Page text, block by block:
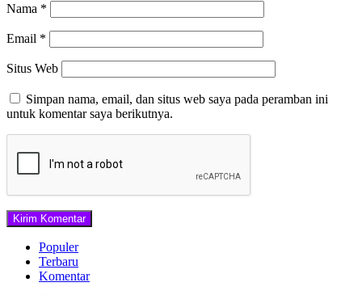
Nama *
Email *
Situs Web
Simpan nama, email, dan situs web saya pada peramban ini
untuk komentar saya berikutnya.
Populer
Terbaru
Komentar